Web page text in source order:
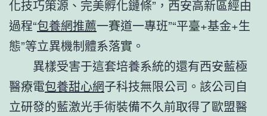
化技巧策源、完美孵化鏈條”，西安高新區經由
過程“包養網推薦一賽道一專班”“平臺+基金+生
態”等立異機制體系落實。
異樣受害于這套培養系統的還有西安藍極
醫療電包養甜心網子科技無限公司。該公司自
立研發的藍激光手術裝備不久前取得了歐盟醫